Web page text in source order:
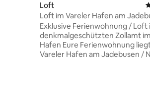
Loft
Loft im Vareler Hafen am
Nordsee
Exklusive Ferienwohnung / Loft
denkmalgeschützten Zollamt
Hafen Eure Ferienwohnung liegt im
Vareler Hafen am Jadebusen /